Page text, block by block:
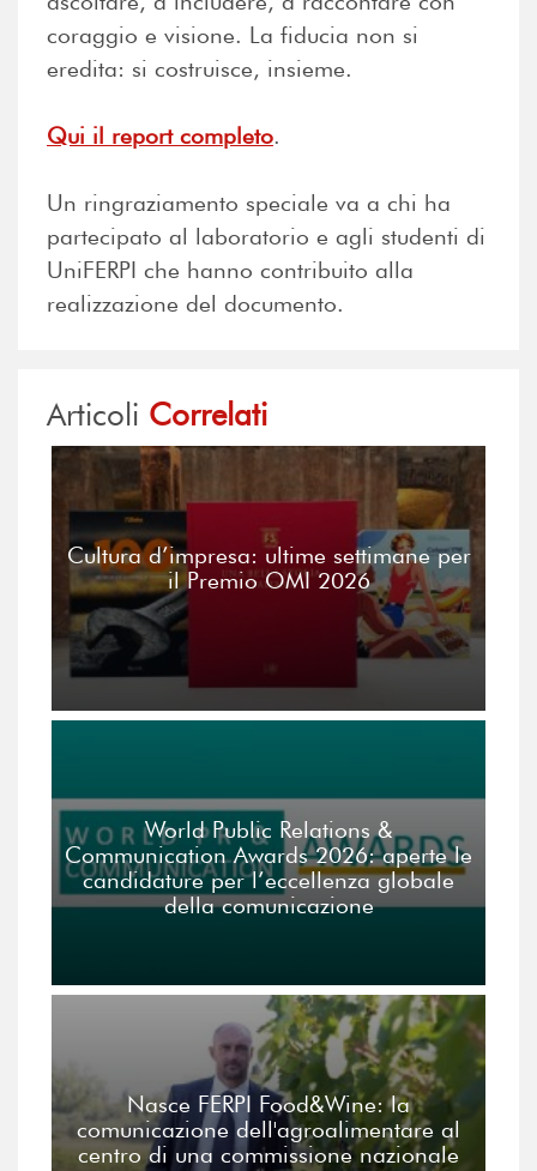
coraggio e visione. La fiducia non si
eredita: si costruisce, insieme.
Qui il report completo.
Un ringraziamento speciale va a chi ha
partecipato al laboratorio e agli studenti di
UniFERPI che hanno contribuito alla
realizzazione del documento.
Articoli Correlati
Cultura d’impresa: ultime settimane per
il Premio OMI 2026
World Public Relations &
Communication Awards 2026: aperte le
candidature per l’eccellenza globale
della comunicazione
Nasce FERPI Food&Wine: la
comunicazione dell'agroalimentare al
centro di una commissione nazionale